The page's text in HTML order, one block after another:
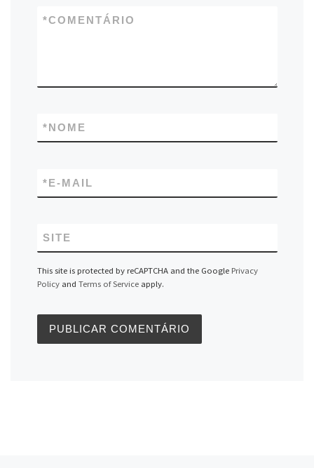
COMENTÁRIO
*
NOME
*
E-MAIL
*
SITE
This site is protected by reCAPTCHA and the Google Privacy
Policyand Terms of Serviceapply.